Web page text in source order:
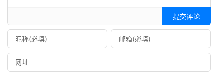
提交评论